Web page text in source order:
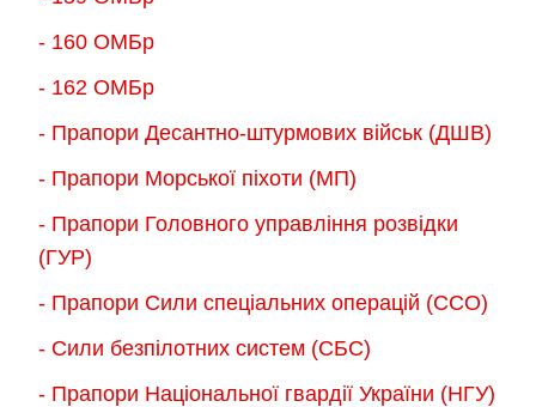
- 160 ОМБр
- 162 ОМБр
- Прапори Десантно-штурмових військ (ДШВ)
- Прапори Морської піхоти (МП)
- Прапори Головного управління розвідки
(ГУР)
- Прапори Сили спеціальних операцій (ССО)
- Сили безпілотних систем (СБС)
- Прапори Національної гвардії України (НГУ)